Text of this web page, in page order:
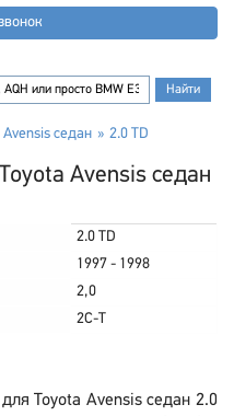
Avensis седан 2.0 TD
Avensis седан
2.0 TD
1997 - 1998
2,0
2C-T
Toyota Avensis седан 2.0